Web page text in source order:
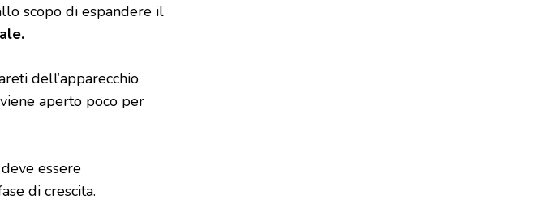
scopo di espandere il
dell’apparecchio
aperto poco per
essere
di crescita.